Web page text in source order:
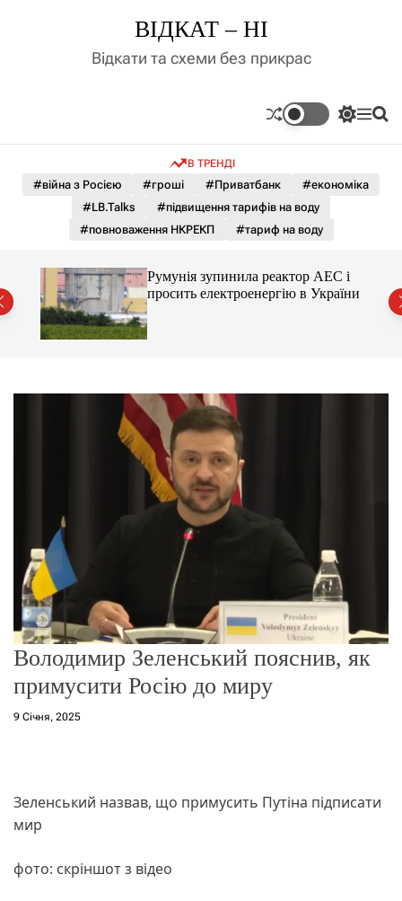
д
у
ВІДКАТ – НІ
Відкати та схеми без прикрас
П
м
к
а
о
л
ь
г
М П
В ТРЕНДІ
#війна з Росією #гроші #Приватбанк
#економіка
#LB.Talks
#підвищення тарифів на воду
#повноваження НКРЕКП
#тариф на воду
Румунія зупинила реактор АЕС і
просить електроенергію в України
Володимир Зеленський пояснив, як
примусити Росію до миру
9 Січня, 2025
Зеленський назвав, що примусить Путіна підписати
мир
фото: скріншот з відео